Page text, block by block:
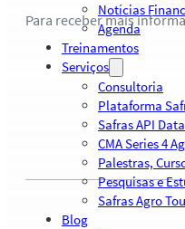
Notícias
Agenda
Treinamentos
Serviços
Consultoria
Plataforma
Safras API
CMA Series 4
Palestras,
Pesquisas e
Safras Agro
Blog
Para receber mais